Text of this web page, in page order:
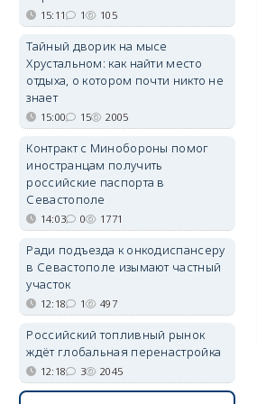
15:11 1 105
Тайный дворик на мысе
Хрустальном: как найти место
отдыха, о котором почти никто не
знает
15:00 15 2005
Контракт с Минобороны помог
иностранцам получить
российские паспорта в
Севастополе
14:03 0 1771
Ради подъезда к онкодиспансеру
в Севастополе изымают частный
участок
12:18 1 497
Российский топливный рынок
ждёт глобальная перенастройка
12:18 3 2045